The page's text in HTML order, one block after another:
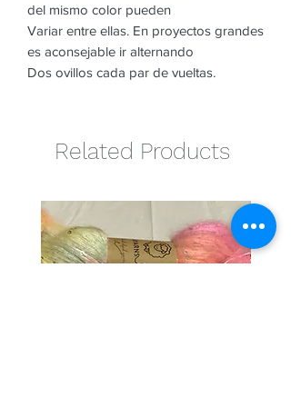
del mismo color pueden
Variar entre ellas. En proyectos grandes
es aconsejable ir alternando
Dos ovillos cada par de vueltas.
Related Products